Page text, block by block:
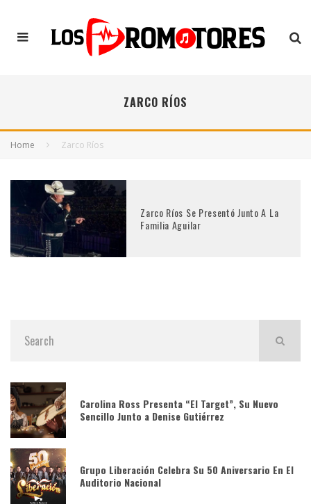
ZARCO RÍOS
Home Zarco Ríos
Zarco Ríos Se Presentó Junto A La
Familia Aguilar
Carolina Ross Presenta “El Target”, Su Nuevo
Sencillo Junto a Denise Gutiérrez
Grupo Liberación Celebra Su 50 Aniversario En El
Auditorio Nacional